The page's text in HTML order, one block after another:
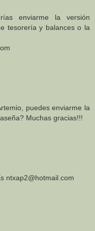
enviarme la versión
tesorería y balances o la
puedes enviarme la
Muchas gracias!!!
ntxap2@hotmail.com